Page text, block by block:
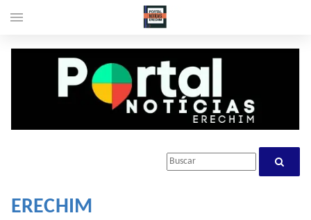
ERECHIM
menu